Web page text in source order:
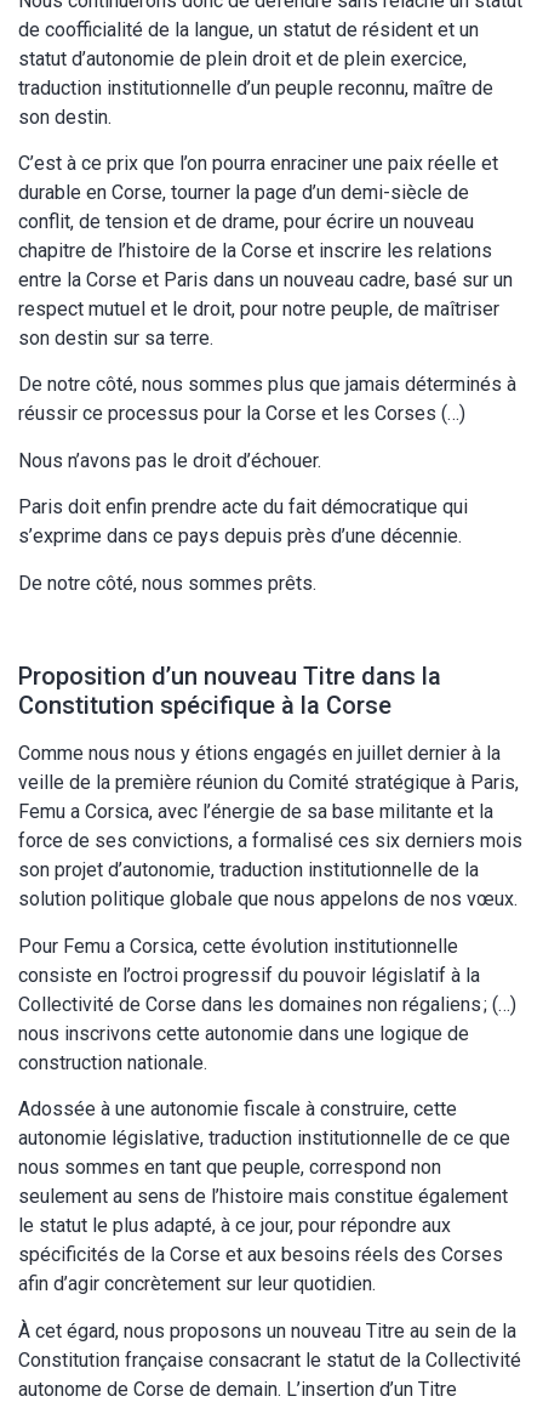
de coofficialité de la langue, un statut de résident et un
statut d’autonomie de plein droit et de plein exercice,
traduction institutionnelle d’un peuple reconnu, maître de
son destin.
C’est à ce prix que l’on pourra enraciner une paix réelle et
durable en Corse, tourner la page d’un demi-siècle de
conflit, de tension et de drame, pour écrire un nouveau
chapitre de l’histoire de la Corse et inscrire les relations
entre la Corse et Paris dans un nouveau cadre, basé sur un
respect mutuel et le droit, pour notre peuple, de maîtriser
son destin sur sa terre.
De notre côté, nous sommes plus que jamais déterminés à
réussir ce processus pour la Corse et les Corses (…)
Nous n’avons pas le droit d’échouer.
Paris doit enfin prendre acte du fait démocratique qui
s’exprime dans ce pays depuis près d’une décennie.
De notre côté, nous sommes prêts.
Proposition d’un nouveau Titre dans la
Constitution spécifique à la Corse
Comme nous nous y étions engagés en juillet dernier à la
veille de la première réunion du Comité stratégique à Paris,
Femu a Corsica, avec l’énergie de sa base militante et la
force de ses convictions, a formalisé ces six derniers mois
son projet d’autonomie, traduction institutionnelle de la
solution politique globale que nous appelons de nos vœux.
Pour Femu a Corsica, cette évolution institutionnelle
consiste en l’octroi progressif du pouvoir législatif à la
Collectivité de Corse dans les domaines non régaliens ; (…)
nous inscrivons cette autonomie dans une logique de
construction nationale.
Adossée à une autonomie fiscale à construire, cette
autonomie législative, traduction institutionnelle de ce que
nous sommes en tant que peuple, correspond non
seulement au sens de l’histoire mais constitue également
le statut le plus adapté, à ce jour, pour répondre aux
spécificités de la Corse et aux besoins réels des Corses
afin d’agir concrètement sur leur quotidien.
À cet égard, nous proposons un nouveau Titre au sein de la
Constitution française consacrant le statut de la Collectivité
autonome de Corse de demain. L’insertion d’un Titre